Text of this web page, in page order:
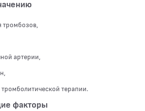
тромбозов,
артерии,
терапии.
факторы